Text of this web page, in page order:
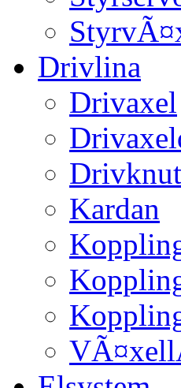
Drivlina
Drivaxel
Drivknut
Kardan